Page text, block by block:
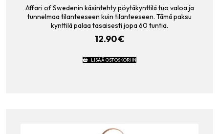
Affari of Swedenin käsintehty pöytäkynttilä tuo valoa ja
tunnelmaa tilanteeseen kuin tilanteeseen. Tämä paksu
kynttilä palaa tasaisesti jopa 60 tuntia.
12.90€
LISÄÄ OSTOSKORIIN